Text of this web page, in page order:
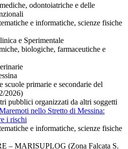
odontoiatriche e delle
e informatiche, scienze fisiche
e Sperimentale
biologiche, farmaceutiche e
scuole primarie e secondarie del
2026)
pubblici organizzati da altri soggetti
nello Stretto di Messina:
i rischi
e informatiche, scienze fisiche
– MARISUPLOG (Zona Falcata S.